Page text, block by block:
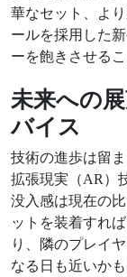
華なセット、よ
ールを採用した
ーを飽きさせる
未来への
バイス
技術の進歩は留
拡張現実（AR）
没入感は現在の
ットを装着すれ
り、隣のプレイ
なる日も近いかも